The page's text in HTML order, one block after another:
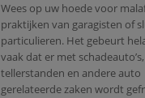
Wees op uw hoede voor
praktijken van garagisten of
particulieren. Het gebeurt
vaak dat er met schadeauto’s,
tellerstanden en andere auto
gerelateerde zaken wordt